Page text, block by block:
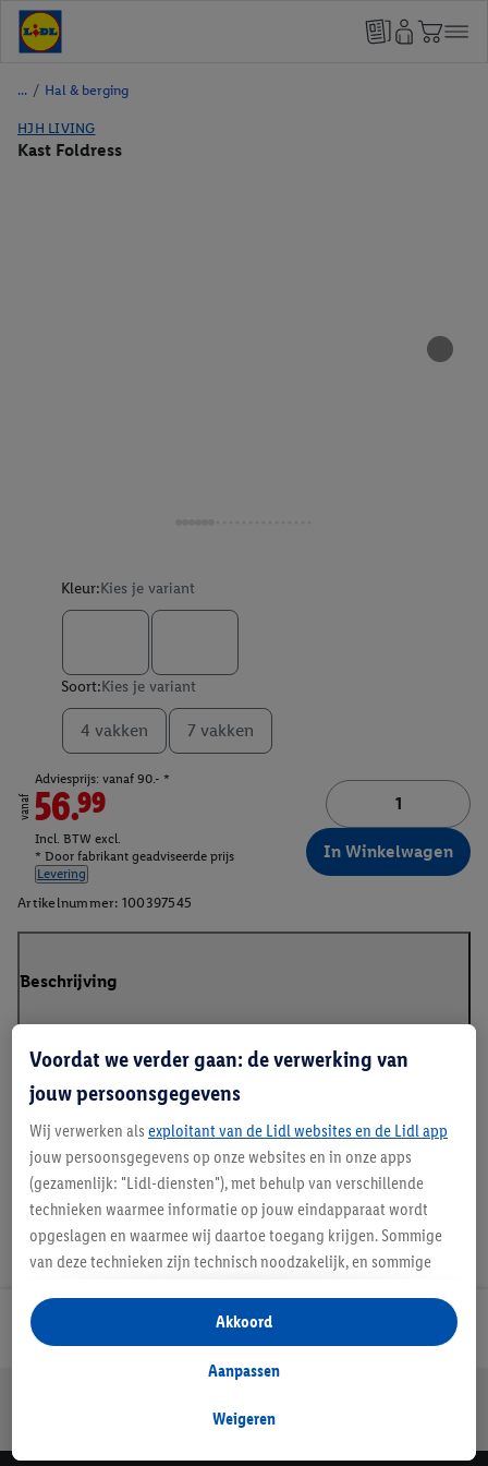
/ Hal & berging
HJH LIVING
Kast Foldress
Kleur:Kies je variant
Soort:Kies je variant
4 vakken 7 vakken
vanaf
Adviesprijs: vanaf 90.- *
56.99
Incl. BTW excl.
* Door fabrikant geadviseerde prijs
Levering
In Winkelwagen
Artikelnummer: 100397545
Beschrijving
Handleidingen en downloads
Lidl Nieuwsbrief
Veilig winkelen
Voordat we verder gaan: de verwerking van
jouw persoonsgegevens
Wij verwerken als exploitant van de Lidl websites en de Lidl app
jouw persoonsgegevens op onze websites en in onze apps
(gezamenlijk: "Lidl-diensten"), met behulp van verschillende
technieken waarmee informatie op jouw eindapparaat wordt
opgeslagen en waarmee wij daartoe toegang krijgen. Sommige
van deze technieken zijn technisch noodzakelijk, en sommige
opslaan van voorkeursinstellingen, het verzamelen en
analyseren van statistieken of voor het tonen van
gepersonaliseerde reclame binnen en buiten de Lidl-diensten.
gegevens over jouw aankoopgedrag in de winkel ook voor de
Weigeren
Aanpassen
Akkoord